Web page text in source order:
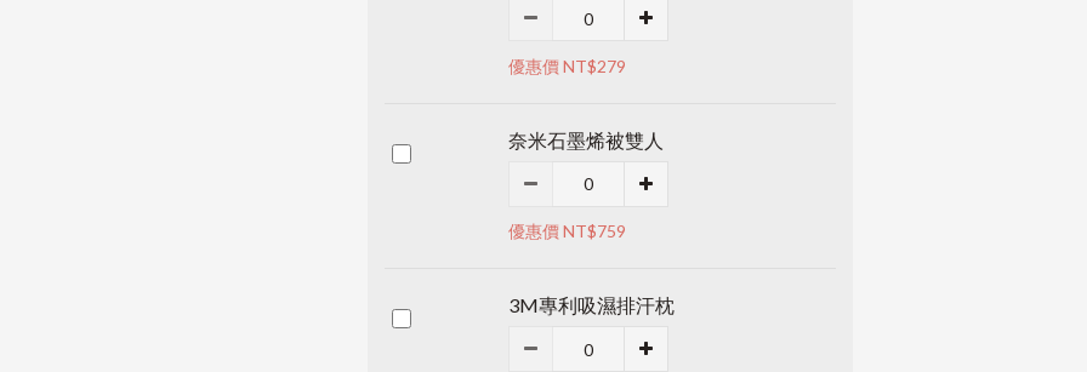
優惠價 NT$279
奈米石墨烯被雙人
優惠價 NT$759
3M專利吸濕排汗枕